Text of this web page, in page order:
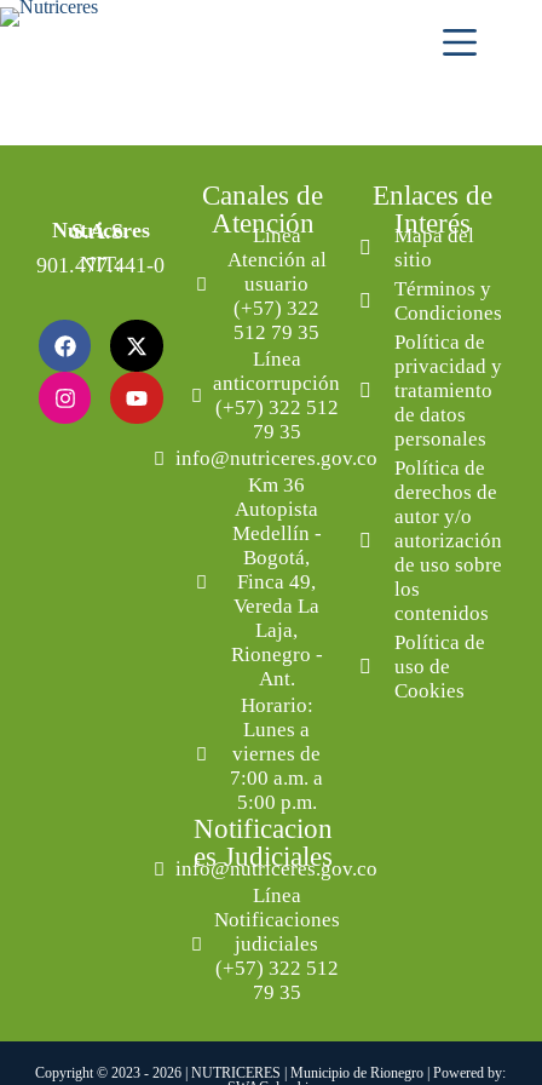
Nutriceres S.A.S.
NIT: 901.477.441-0
Canales de
Atención
Línea
Atención al
usuario
(+57) 322
512 79 35
Línea
anticorrupción
(+57) 322 512
79 35
info@nutriceres.gov.co
Km 36
Autopista
Medellín -
Bogotá,
Finca 49,
Vereda La
Laja,
Rionegro -
Ant.
Horario:
Lunes a
viernes de
7:00 a.m. a
5:00 p.m.
Notificacion
es Judiciales
info@nutriceres.gov.co
Línea
Notificaciones
judiciales
(+57) 322 512
79 35
Enlaces de
Interés
Mapa del
sitio
Términos y
Condiciones
Política de
privacidad y
tratamiento
de datos
personales
Política de
derechos de
autor y/o
autorización
de uso sobre
los
contenidos
Política de
uso de
Cookies
Copyright © 2023 - 2026 | NUTRICERES | Municipio de Rionegro | Powered by: